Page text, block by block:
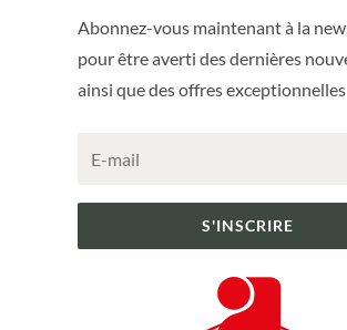
Abonnez-vous maintenant à la
pour être averti des dernières
ainsi que des offres exceptionnelles
S'INSCRIRE